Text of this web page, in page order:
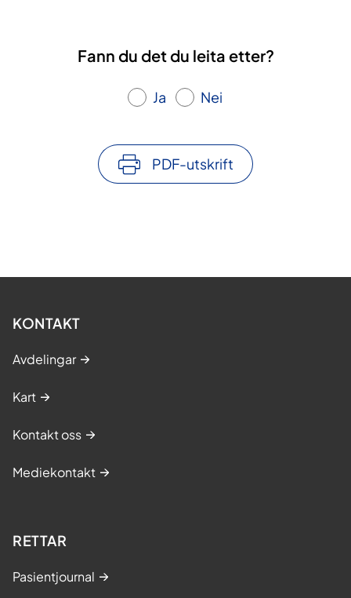
Fann du det du leita etter?
Ja Nei
PDF-utskrift
KONTAKT
Avdelingar
Kart
Kontakt oss
Mediekontakt
RETTAR
Pasientjournal